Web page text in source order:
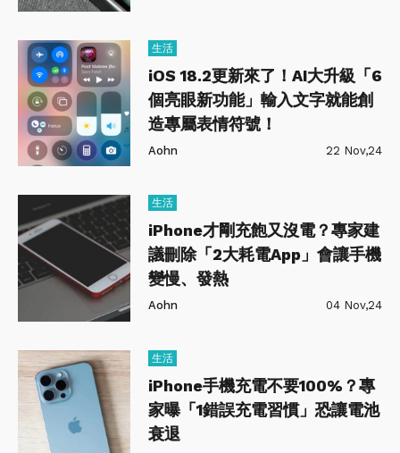
生活
iOS 18.2更新來了！AI大升級「6
個亮眼新功能」輸入文字就能創
造專屬表情符號！
Aohn 22 Nov,24
生活
iPhone才剛充飽又沒電？專家建
議刪除「2大耗電App」會讓手機
變慢、發熱
Aohn 04 Nov,24
生活
iPhone手機充電不要100%？專
家曝「1錯誤充電習慣」恐讓電池
衰退